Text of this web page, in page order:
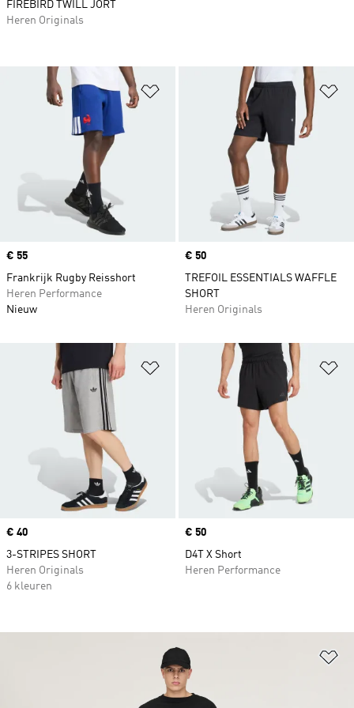
Op verlanglijst zetten
Price
€ 55
Frankrijk Rugby Reisshort
Heren Performance
Nieuw
Price
€ 50
TREFOIL ESSENTIALS WAFFLE
SHORT
Heren Originals
Op verlanglijst zetten
Price
€ 40
3-STRIPES SHORT
Heren Originals
6 kleuren
Price
€ 50
D4T X Short
Heren Performance
FIREBIRD TWILL JORT
Heren Originals